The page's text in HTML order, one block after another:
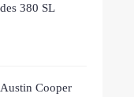
380 SL
Cooper